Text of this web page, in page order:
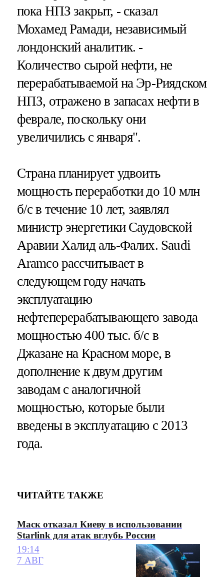
пока НПЗ закрыт, - сказал
Мохамед Рамади, независимый
лондонский аналитик. -
Количество сырой нефти, не
перерабатываемой на Эр-Риядском
НПЗ, отражено в запасах нефти в
феврале, поскольку они
увеличились с января".
Страна планирует удвоить
мощность переработки до 10 млн
б/с в течение 10 лет, заявлял
министр энергетики Саудовской
Аравии Халид аль-Фалих. Saudi
Aramco рассчитывает в
следующем году начать
эксплуатацию
нефтеперерабатывающего завода
мощностью 400 тыс. б/с в
Джазане на Красном море, в
дополнение к двум другим
заводам с аналогичной
мощностью, которые были
введены в эксплуатацию с 2013
года.
ЧИТАЙТЕ ТАКЖЕ
Маск отказал Киеву в использовании
Starlink для атак вглубь России
19:14
7 АВГ